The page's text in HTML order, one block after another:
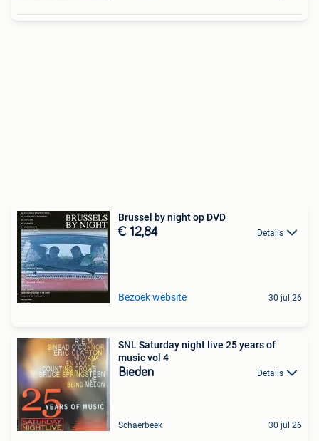
Brussel by night op DVD
€ 12,84 Details
Bezoek website 30 jul 26
SNL Saturday night live 25 years of
music vol 4
Bieden Details
Schaerbeek 30 jul 26